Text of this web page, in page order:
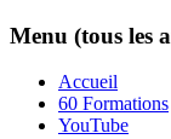
Menu (tous les
Accueil
60 Formations
YouTube